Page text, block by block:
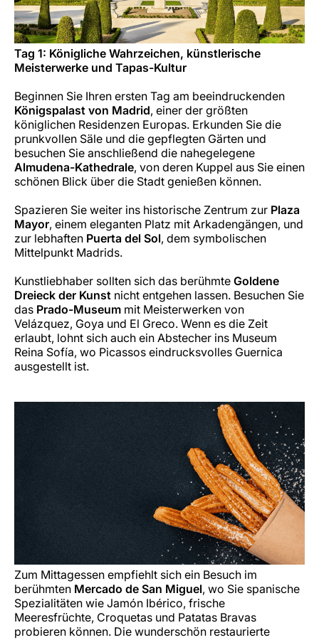
Tag 1: Königliche Wahrzeichen, künstlerische
Meisterwerke und Tapas-Kultur
Beginnen Sie Ihren ersten Tag am beeindruckenden
Königspalast von Madrid, einer der größten
königlichen Residenzen Europas. Erkunden Sie die
prunkvollen Säle und die gepflegten Gärten und
besuchen Sie anschließend die nahegelegene
Almudena-Kathedrale, von deren Kuppel aus Sie einen
schönen Blick über die Stadt genießen können.
Spazieren Sie weiter ins historische Zentrum zur Plaza
Mayor, einem eleganten Platz mit Arkadengängen, und
zur lebhaften Puerta del Sol, dem symbolischen
Mittelpunkt Madrids.
Kunstliebhaber sollten sich das berühmte Goldene
Dreieck der Kunst nicht entgehen lassen. Besuchen Sie
das Prado-Museum mit Meisterwerken von
Velázquez, Goya und El Greco. Wenn es die Zeit
erlaubt, lohnt sich auch ein Abstecher ins Museum
Reina Sofía, wo Picassos eindrucksvolles Guernica
ausgestellt ist.
Zum Mittagessen empfiehlt sich ein Besuch im
berühmten Mercado de San Miguel, wo Sie spanische
Spezialitäten wie Jamón Ibérico, frische
Meeresfrüchte, Croquetas und Patatas Bravas
probieren können. Die wunderschön restaurierte